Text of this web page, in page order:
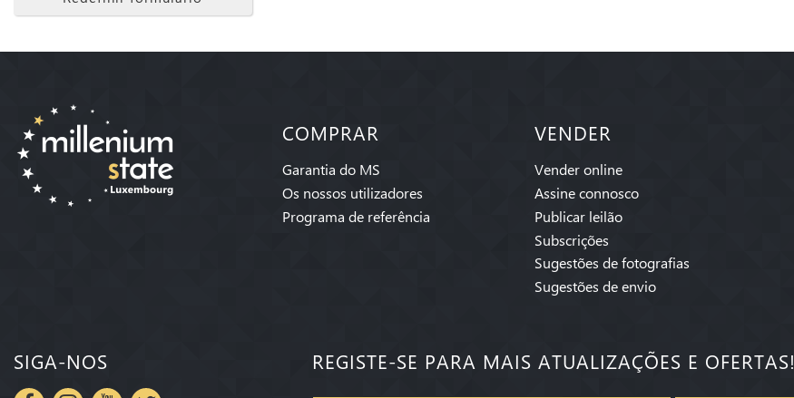
COMPRAR
Garantia do MS
Os nossos utilizadores
Programa de referência
VENDER
Vender online
Assine connosco
Publicar leilão
Subscrições
Sugestões de fotografias
Sugestões de envio
SIGA-NOS REGISTE-SE PARA MAIS ATUALIZAÇÕES E OFERTAS!